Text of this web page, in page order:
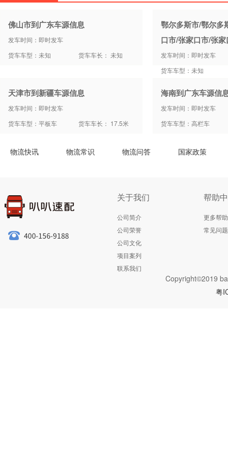
佛山市到广东车源信息
发车时间：即时发车
货车车型：未知
货车车长： 未知
鄂尔多斯市/鄂尔多
口市/张家口市/张
发车时间：即时发车
货车车型：未知
天津市到新疆车源信息
发车时间：即时发车
货车车型：平板车
货车车长： 17.5米
海南到广东车源信
发车时间：即时发车
货车车型：高栏车
物流快讯 物流常识 物流问答 国家政策
关于我们
公司简介
公司荣誉
公司文化
项目案列
联系我们
帮助
更多帮助
常见问题
Copyright©2019
粤